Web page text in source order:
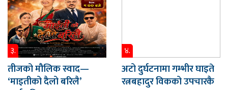
३.
तीजको मौलिक स्वाद—
‘माइतीको दैलो बरिलै’
४.
अटो दुर्घटनामा गम्भीर घाइते
रत्नबहादुर विकको उपचारकै